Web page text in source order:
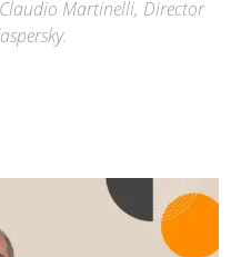
Martinelli, Director